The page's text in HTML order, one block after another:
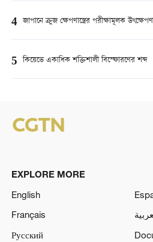
4 জাপানে ক্রুজ ক্ষেপণাস্ত্রের পরীক্ষামূলক উৎক্ষেপণ
5 কিয়েভে একাধিক শক্তিশালী বিস্ফোরণের শব্দ
EXPLORE MORE
English
Français
Русский